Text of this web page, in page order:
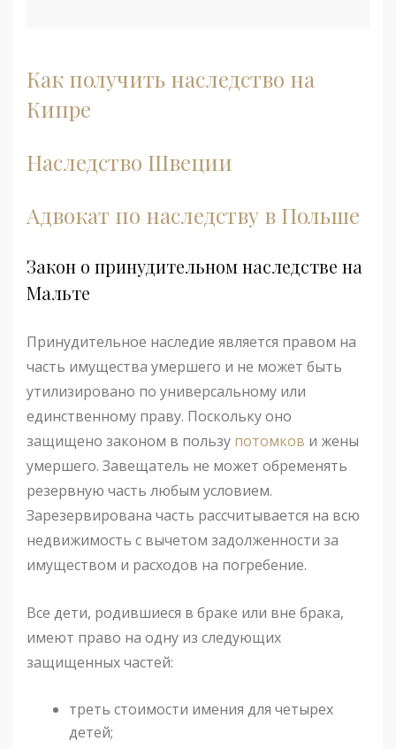
Как получить наследство на
Кипре
Наследство Швеции
Адвокат по наследству в Польше
Закон о принудительном наследстве на
Мальте
Принудительное наследие является правом на
часть имущества умершего и не может быть
утилизировано по универсальному или
единственному праву. Поскольку оно
защищено законом в пользу потомков и жены
умершего. Завещатель не может обременять
резервную часть любым условием.
Зарезервирована часть рассчитывается на всю
недвижимость с вычетом задолженности за
имуществом и расходов на погребение.
Все дети, родившиеся в браке или вне брака,
имеют право на одну из следующих
защищенных частей:
треть стоимости имения для четырех
детей;